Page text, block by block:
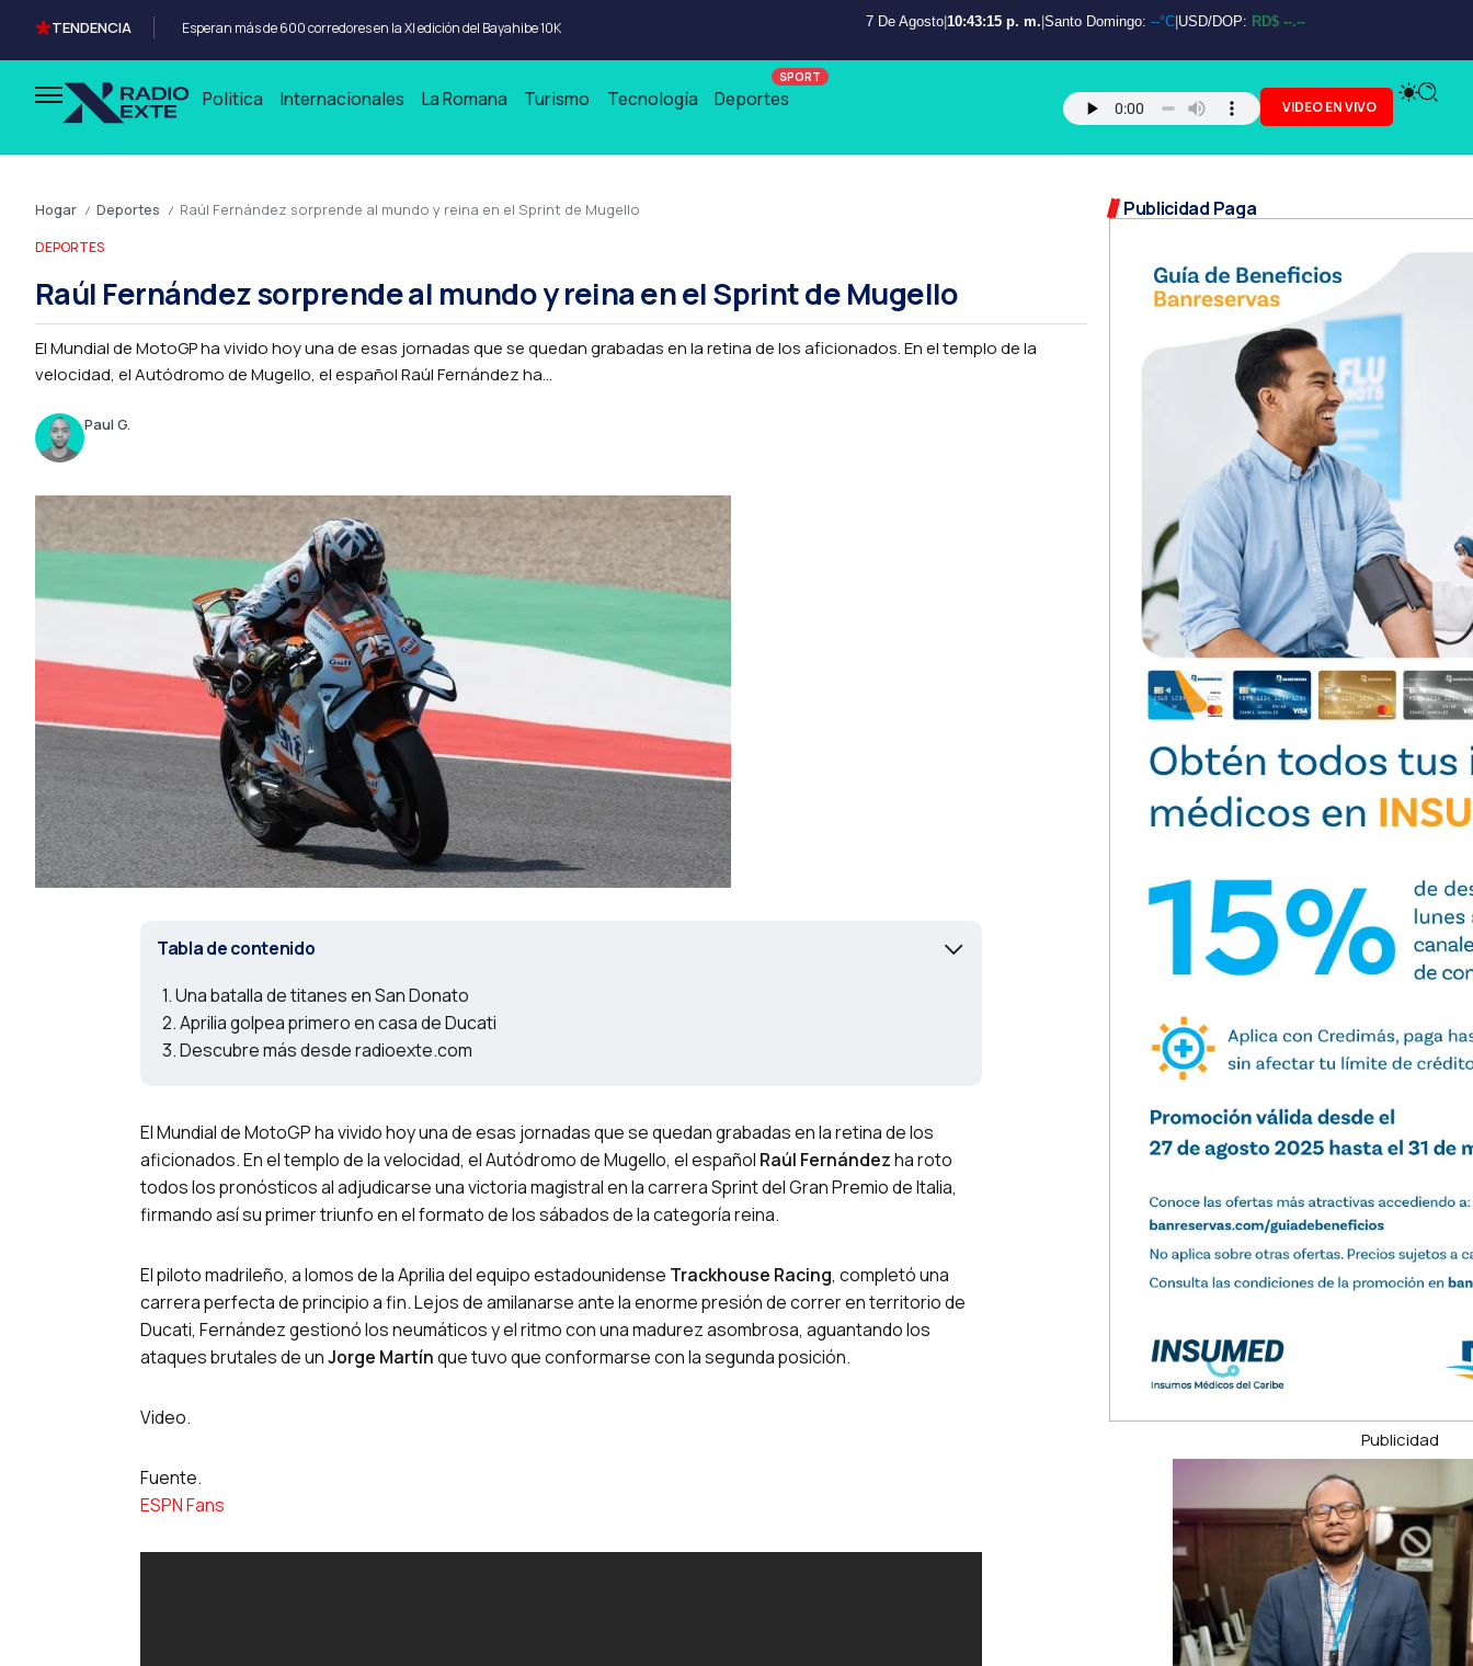
TENDENCIA Esperan más de 600 corredores en la XI edición del Bayahibe 10K 7 De Agosto |10:43:16 p. m. |Santo Domingo:--°C USD/DOP: RD$ --.--
Politica Internacionales La Romana Turismo Tecnología Deportes VIDEO EN VIVO
Hogar / Deportes / Raúl Fernández sorprende al mundo y reina en el Sprint de Mugello
DEPORTES
Raúl Fernández sorprende al mundo y reina en el Sprint de Mugello
El Mundial de MotoGP ha vivido hoy una de esas jornadas que se quedan grabadas en la retina de los aficionados. En el templo de la
velocidad, el Autódromo de Mugello, el español Raúl Fernández ha...
Paul G.
Tabla de contenido
Una batalla de titanes en San Donato
Aprilia golpea primero en casa de Ducati
Descubre más desde radioexte.com
El Mundial de MotoGP ha vivido hoy una de esas jornadas que se quedan grabadas en la retina de los
aficionados. En el templo de la velocidad, el Autódromo de Mugello, el español Raúl Fernándezha roto
todos los pronósticos al adjudicarse una victoria magistral en la carrera Sprint del Gran Premio de Italia,
firmando así su primer triunfo en el formato de los sábados de la categoría reina.
El piloto madrileño, a lomos de la Aprilia del equipo estadounidense Trackhouse Racing, completó una
carrera perfecta de principio a fin. Lejos de amilanarse ante la enorme presión de correr en territorio de
Ducati, Fernández gestionó los neumáticos y el ritmo con una madurez asombrosa, aguantando los
ataques brutales de unJorge Martínque tuvo que conformarse con la segunda posición.
Video.
Fuente.
ESPN Fans
Publicidad Paga
Publicidad